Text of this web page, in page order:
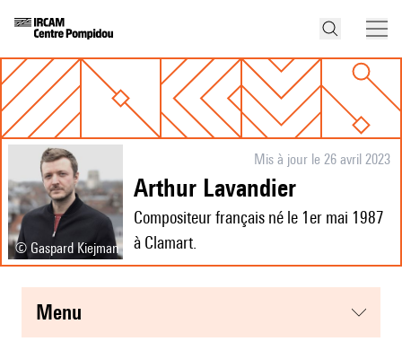
© Gaspard Kiejman
Mis à jour le 26 avril 2023
Arthur Lavandier
Compositeur français né le 1er mai 1987
à Clamart.
menu